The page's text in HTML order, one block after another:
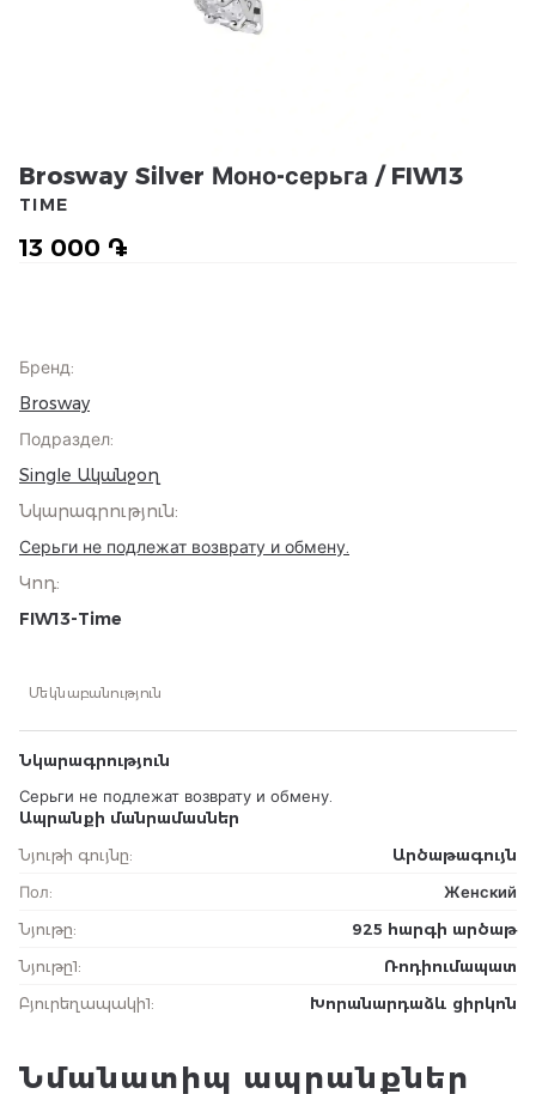
Brosway Silver Моно-серьга / FIW13
13 000 ֏
TIME
Бренд:
Brosway
Подраздел:
Single Ականջօղ
Նկարագրություն:
Серьги не подлежат возврату и обмену.
Կոդ:
FIW13-Time
Մեկնաբանություն
Նկարագրություն
Серьги не подлежат возврату и обмену.
Ապրանքի մանրամասներ
Նյութի գույնը:
Արծաթագույն
Пол:
Женский
Նյութը:
925 հարգի արծաթ
Նյութը1:
Ռոդիումապատ
Բյուրեղապակի1: Խորանարդաձև ցիրկոն
Նմանատիպ ապրանքներ